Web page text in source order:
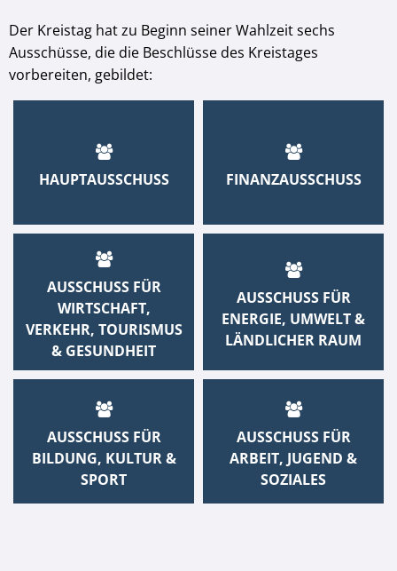
Der Kreistag hat zu Beginn seiner Wahlzeit sechs
Ausschüsse, die die Beschlüsse des Kreistages
vorbereiten, gebildet:
HAUPTAUSSCHUSS FINANZAUSSCHUSS
AUSSCHUSS FÜR
WIRTSCHAFT,
VERKEHR, TOURISMUS
& GESUNDHEIT
AUSSCHUSS FÜR
ENERGIE, UMWELT &
LÄNDLICHER RAUM
AUSSCHUSS FÜR
BILDUNG, KULTUR &
SPORT
AUSSCHUSS FÜR
ARBEIT, JUGEND &
SOZIALES